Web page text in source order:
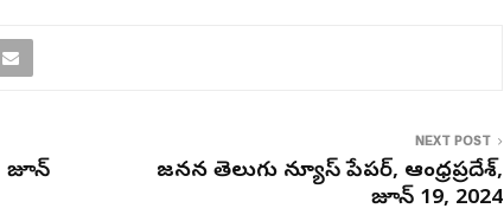
జూన్
NEXT POST
జనసేన తెలుగు న్యూస్ పేపర్, ఆంధ్రప్రదేశ్,
జూన్ 19, 2024